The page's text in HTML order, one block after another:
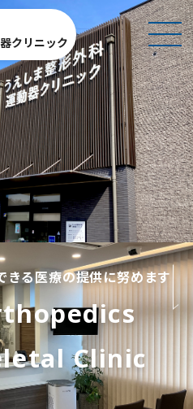
クリニック
MEN
U
きる医療の提供に努めます
Clinic